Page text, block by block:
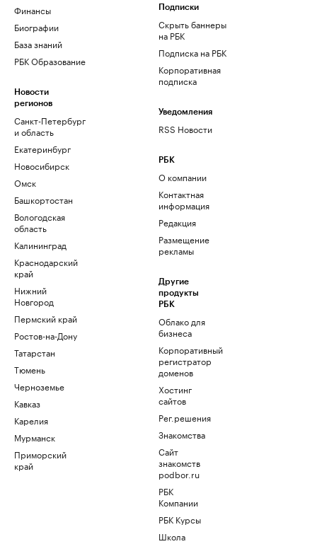
Финансы
Биографии
База знаний
РБК Образование
Новости
регионов
Санкт-Петербург
и область
Екатеринбург
Новосибирск
Омск
Башкортостан
Вологодская
область
Калининград
Краснодарский
край
Нижний
Новгород
Пермский край
Ростов-на-Дону
Татарстан
Тюмень
Черноземье
Кавказ
Карелия
Мурманск
Приморский
край
Подписки
Скрыть баннеры
на РБК
Подписка на РБК
Корпоративная
подписка
Уведомления
RSS Новости
РБК
О компании
Контактная
информация
Редакция
Размещение
рекламы
Другие
продукты
РБК
Облако для
бизнеса
Корпоративный
регистратор
доменов
Хостинг
сайтов
Рег.решения
Знакомства
Сайт
знакомств
podbor.ru
РБК
Компании
РБК Курсы
Школа